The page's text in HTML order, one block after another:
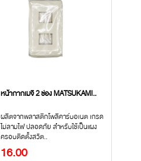
หน้ากากเมจิ 2 ช่อง MATSUKAMI..
ผลิตจากพลาสติกโพลีคาร์บอเนต เกรด
ไม่ลามไฟ ปลอดภัย สำหรับใช้เป็นแผง
ครอบติดตั้งสวิต..
16.00